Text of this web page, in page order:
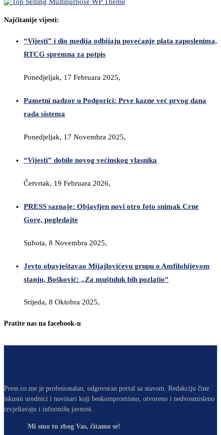
Najčitanije vijesti:
“Vijesti” i dio medija odbijaju povećanje plata zaposlenima,
RTCG spremna za potpis
Ponedjeljak, 17 Februara 2025,
Pametni nadzor u Podgorici: Prve kazne već prvog dana
rada sistema
Ponedjeljak, 17 Novembra 2025,
“Vijesti” dobile novog većinskog vlasnika
Četvrtak, 19 Februara 2026,
PRESS saznaje: Objavljen novi otro foto snimak Crne
Gore, pogledajte
Subota, 8 Novembra 2025,
Jevto obavještavao Mijajlovićevu grupu o Amfilohijevom
stanju, Bošković: „Za muštuluk bih pozlatio“
Srijeda, 8 Oktobra 2025,
Pratite nas na facebook-u
Press.co.me je profesionalan, odgovoran portal sa stavom. Redakciju čine
iskusni urednici i novinari koji beskompromisno, otvoreno i nedvosmisleno
izvještavaju i informišu javnost.
Mi smo tu zbog Vas, čitamo se!